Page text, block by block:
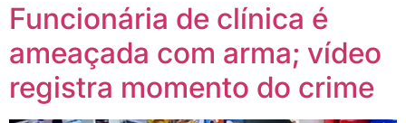
Funcionária de clínica é
ameaçada com arma; vídeo
registra momento do crime